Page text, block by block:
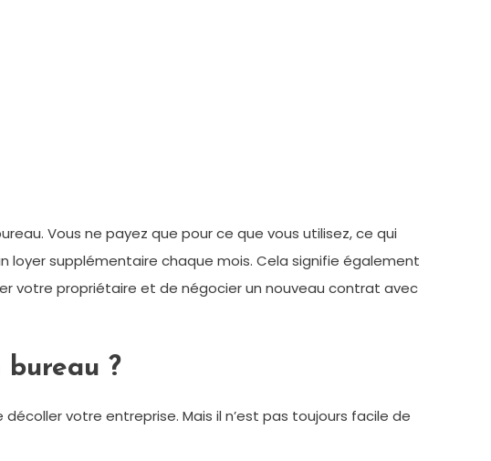
Vous ne payez que pour ce que vous utilisez, ce qui
loyer supplémentaire chaque mois. Cela signifie également
votre propriétaire et de négocier un nouveau contrat avec
?
votre entreprise. Mais il n’est pas toujours facile de